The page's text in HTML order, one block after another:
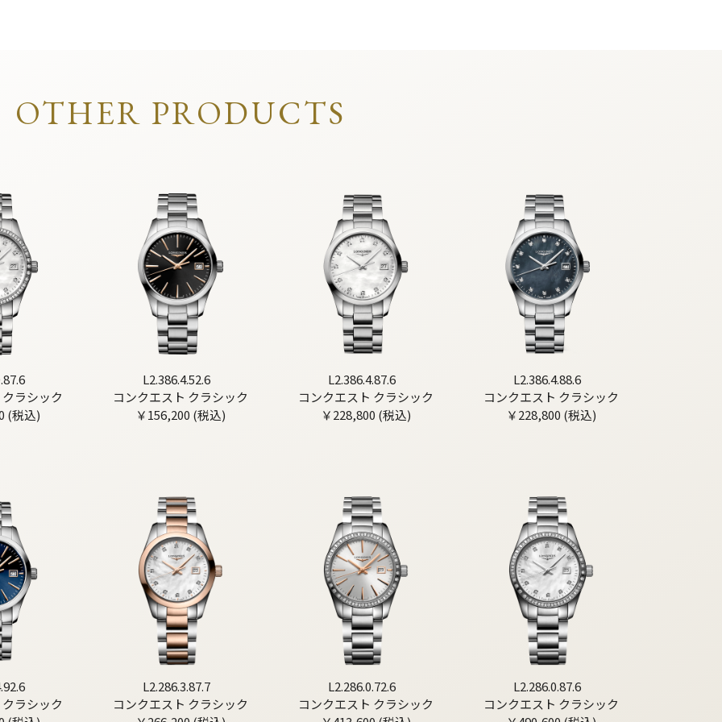
OTHER PRODUCTS
ラシック
(税込)
L2.386.4.52.6
コンクエスト クラシック
￥156,200 (税込)
L2.386.4.87.6
コンクエスト クラシック
￥228,800 (税込)
L2.386.4.88.6
コンクエスト クラシック
￥228,800 (税込)
ラシック
L2.286.3.87.7
コンクエスト クラシック
L2.286.0.72.6
コンクエスト クラシック
L2.286.0.87.6
コンクエスト クラシック